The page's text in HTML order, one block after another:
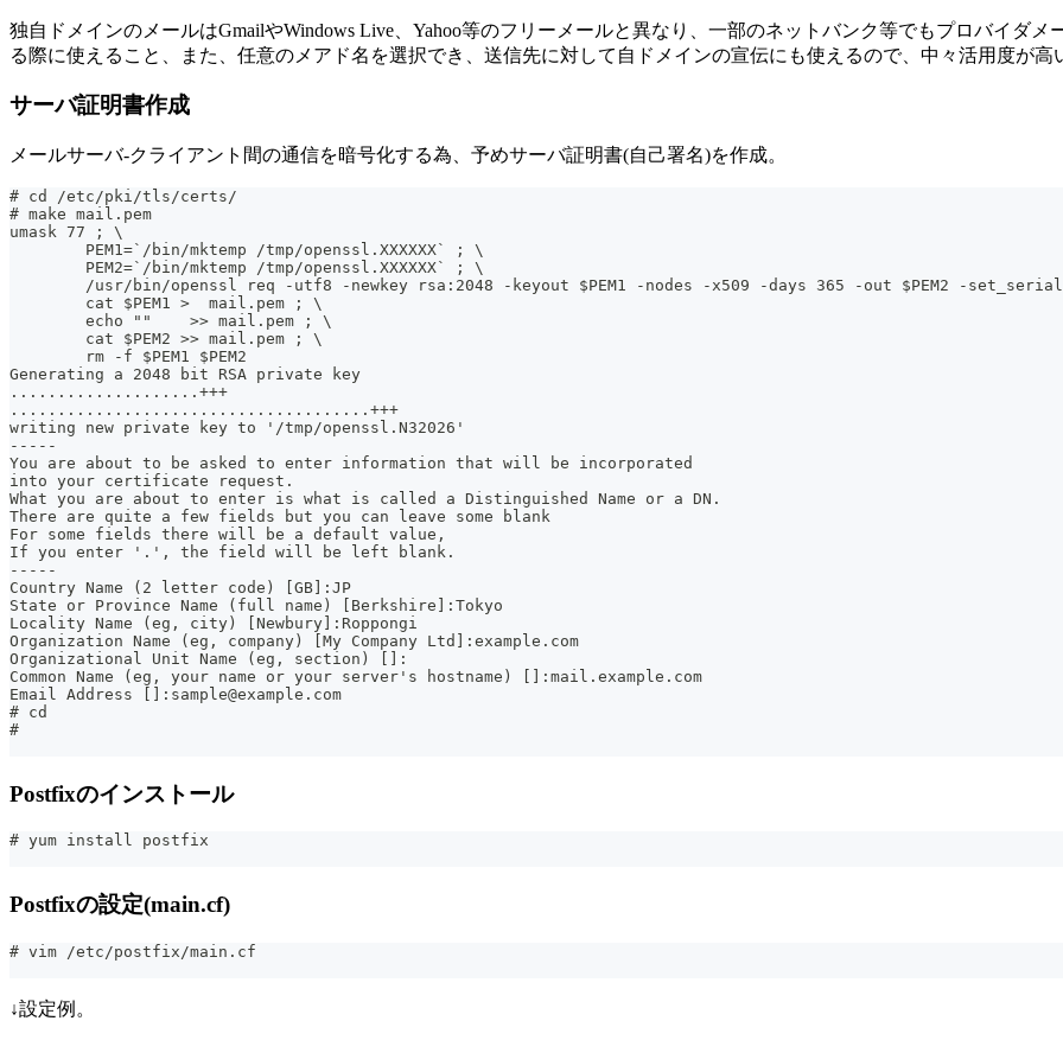
独自ドメインのメールはGmailやWindows Live、Yahoo等のフリーメールと異なり、一部のネットバンク等でもプロバイダ
る際に使えること、また、任意のメアド名を選択でき、送信先に対して自ドメインの宣伝にも使えるので、中々活用度が高
サーバ証明書作成
メールサーバ-クライアント間の通信を暗号化する為、予めサーバ証明書(自己署名)を作成。
# cd /etc/pki/tls/certs/
# make mail.pem
umask 77 ; \
	PEM1=`/bin/mktemp /tmp/openssl.XXXXXX` ; \
	PEM2=`/bin/mktemp /tmp/openssl.XXXXXX` ; \
/usr/bin/openssl req -utf8 -newkey rsa:2048 -keyout $PEM1 -nodes -x509 -days 365 -out $PEM2 -
	cat $PEM1 >  mail.pem ; \
	echo ""    >> mail.pem ; \
	cat $PEM2 >> mail.pem ; \
	rm -f $PEM1 $PEM2
Generating a 2048 bit RSA private key
....................+++
......................................+++
writing new private key to '/tmp/openssl.N32026'
-----
You are about to be asked to enter information that will be incorporated
into your certificate request.
What you are about to enter is what is called a Distinguished Name or a DN.
There are quite a few fields but you can leave some blank
For some fields there will be a default value,
If you enter '.', the field will be left blank.
-----
Country Name (2 letter code) [GB]:JP
State or Province Name (full name) [Berkshire]:Tokyo
Locality Name (eg, city) [Newbury]:Roppongi
Organization Name (eg, company) [My Company Ltd]:example.com
Organizational Unit Name (eg, section) []:
Common Name (eg, your name or your server's hostname) []:mail.example.com
Email Address []:sample@example.com
# cd
#
Postfixのインストール
# yum install postfix
Postfixの設定(main.cf)
# vim /etc/postfix/main.cf
↓設定例。